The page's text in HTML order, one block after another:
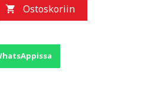
 Ostoskoriin